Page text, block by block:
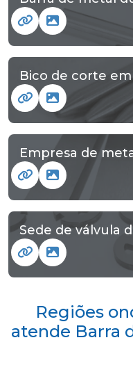
Bico de corte
Empresa de
Sede de válvula
Regiões
atende Barra